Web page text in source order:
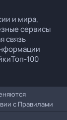
и мира,
сервисы
связь
Топ-100
с Правилами